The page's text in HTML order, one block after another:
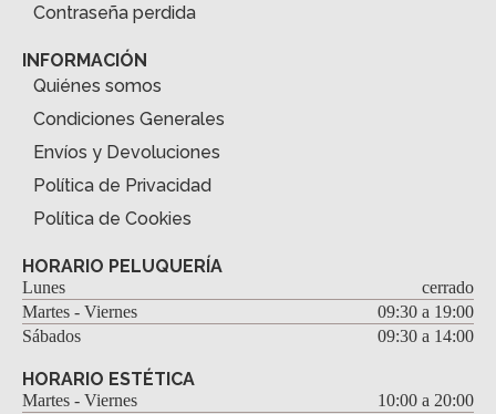
Contraseña perdida
INFORMACIÓN
Quiénes somos
Condiciones Generales
Envíos y Devoluciones
Política de Privacidad
Política de Cookies
HORARIO PELUQUERÍA
Lunes
cerrado
Martes - Viernes
09:30 a 19:00
Sábados
09:30 a 14:00
HORARIO ESTÉTICA
Martes - Viernes 10:00 a 20:00